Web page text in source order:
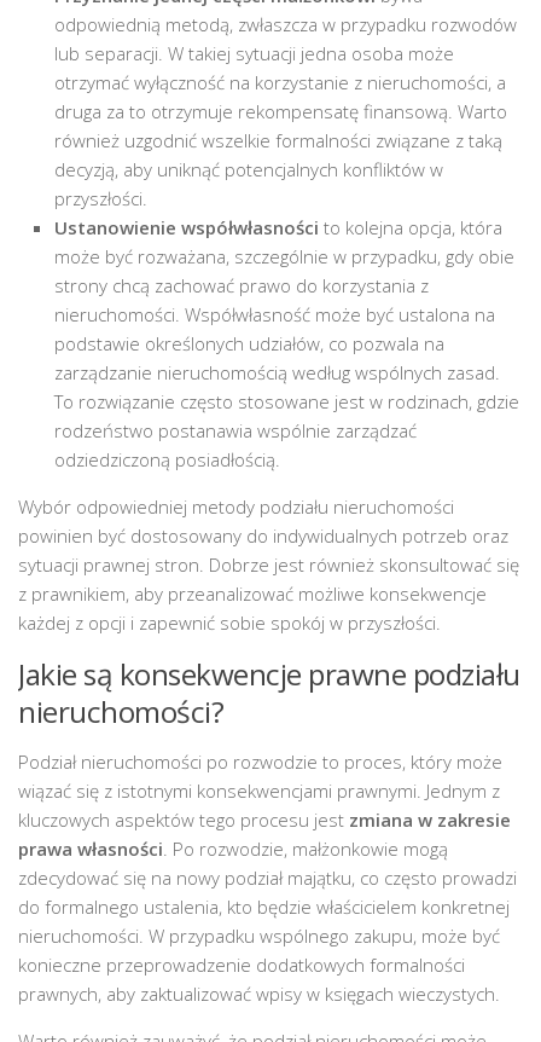
odpowiednią metodą, zwłaszcza w przypadku rozwodów
lub separacji. W takiej sytuacji jedna osoba może
otrzymać wyłączność na korzystanie z nieruchomości, a
druga za to otrzymuje rekompensatę finansową. Warto
również uzgodnić wszelkie formalności związane z taką
decyzją, aby uniknąć potencjalnych konfliktów w
przyszłości.
Ustanowienie współwłasności to kolejna opcja, która
może być rozważana, szczególnie w przypadku, gdy obie
strony chcą zachować prawo do korzystania z
nieruchomości. Współwłasność może być ustalona na
podstawie określonych udziałów, co pozwala na
zarządzanie nieruchomością według wspólnych zasad.
To rozwiązanie często stosowane jest w rodzinach, gdzie
rodzeństwo postanawia wspólnie zarządzać
odziedziczoną posiadłością.
Wybór odpowiedniej metody podziału nieruchomości
powinien być dostosowany do indywidualnych potrzeb oraz
sytuacji prawnej stron. Dobrze jest również skonsultować się
z prawnikiem, aby przeanalizować możliwe konsekwencje
każdej z opcji i zapewnić sobie spokój w przyszłości.
Jakie są konsekwencje prawne podziału
nieruchomości?
Podział nieruchomości po rozwodzie to proces, który może
wiązać się z istotnymi konsekwencjami prawnymi. Jednym z
kluczowych aspektów tego procesu jest zmiana w zakresie
prawa własności . Po rozwodzie, małżonkowie mogą
zdecydować się na nowy podział majątku, co często prowadzi
do formalnego ustalenia, kto będzie właścicielem konkretnej
nieruchomości. W przypadku wspólnego zakupu, może być
konieczne przeprowadzenie dodatkowych formalności
prawnych, aby zaktualizować wpisy w księgach wieczystych.